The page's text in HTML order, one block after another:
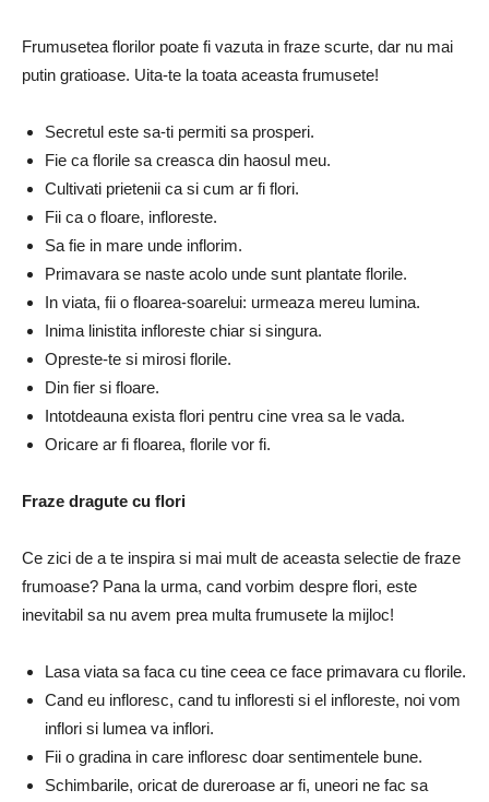
Frumusetea florilor poate fi vazuta in fraze scurte, dar nu mai
putin gratioase. Uita-te la toata aceasta frumusete!
Secretul este sa-ti permiti sa prosperi.
Fie ca florile sa creasca din haosul meu.
Cultivati prietenii ca si cum ar fi flori.
Fii ca o floare, infloreste.
Sa fie in mare unde inflorim.
Primavara se naste acolo unde sunt plantate florile.
In viata, fii o floarea-soarelui: urmeaza mereu lumina.
Inima linistita infloreste chiar si singura.
Opreste-te si mirosi florile.
Din fier si floare.
Intotdeauna exista flori pentru cine vrea sa le vada.
Oricare ar fi floarea, florile vor fi.
Fraze dragute cu flori
Ce zici de a te inspira si mai mult de aceasta selectie de fraze
frumoase? Pana la urma, cand vorbim despre flori, este
inevitabil sa nu avem prea multa frumusete la mijloc!
Lasa viata sa faca cu tine ceea ce face primavara cu florile.
Cand eu infloresc, cand tu infloresti si el infloreste, noi vom
inflori si lumea va inflori.
Fii o gradina in care infloresc doar sentimentele bune.
Schimbarile, oricat de dureroase ar fi, uneori ne fac sa